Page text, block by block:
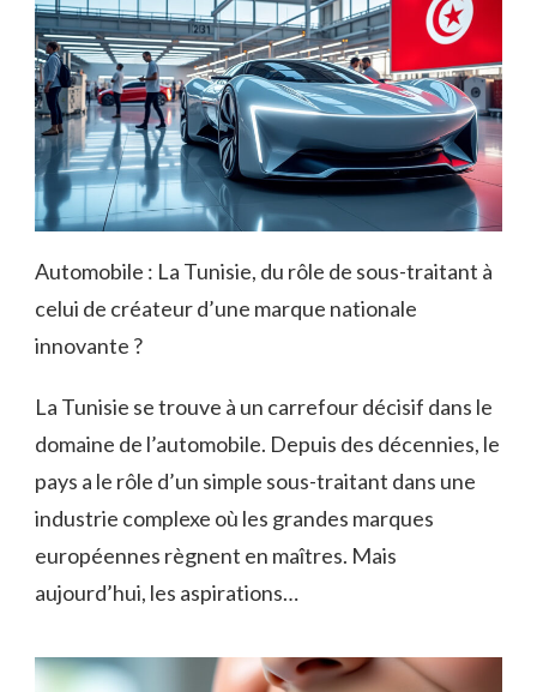
Automobile : La Tunisie, du rôle de sous-traitant à
celui de créateur d’une marque nationale
innovante ?
La Tunisie se trouve à un carrefour décisif dans le
domaine de l’automobile. Depuis des décennies, le
pays a le rôle d’un simple sous-traitant dans une
industrie complexe où les grandes marques
européennes règnent en maîtres. Mais
aujourd’hui, les aspirations…